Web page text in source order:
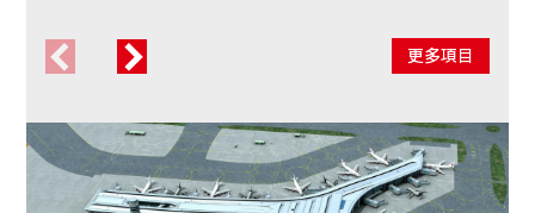
外優惠貸款、採用中國先進科技並由中國公司建設的汙水處
義。
更多項目